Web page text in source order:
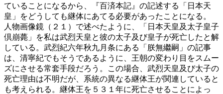
ていることになるから、『百済本記』の記述する「日本天
皇」をどうしても継体にあてる必要があったことになる。
人物画像鏡（２１）で述べたように、「日本天皇及太子皇子
倶崩薨」を私は武烈天皇と彼の太子及び皇子が死亡したと解
している。武烈紀六年秋九月条にある「朕無繼嗣」の記事
は、清寧紀でもそうであるように、王朝の変わり目をスムー
ズにさせる常套手段だろう。この場合、武烈天皇及び太子の
死亡理由は不明だが、系統の異なる継体王が関連していると
も考えられる。継体王を５３１年に死亡させることによっ